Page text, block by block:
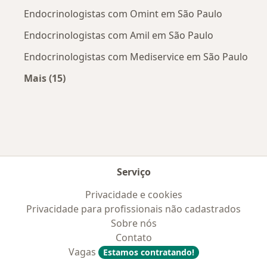
Endocrinologistas com Omint em São Paulo
Endocrinologistas com Amil em São Paulo
Endocrinologistas com Mediservice em São Paulo
Mais (15)
Serviço
Privacidade e cookies
Privacidade para profissionais não cadastrados
Sobre nós
Contato
Vagas
Estamos contratando!